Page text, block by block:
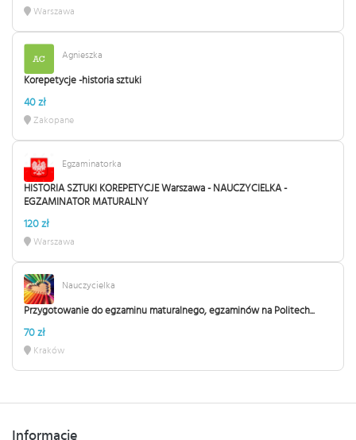
Warszawa
Agnieszka
Korepetycje -historia sztuki
40 zł
Zakopane
Egzaminatorka
HISTORIA SZTUKI KOREPETYCJE Warszawa - NAUCZYCIELKA -
EGZAMINATOR MATURALNY
120 zł
Warszawa
Nauczycielka
Przygotowanie do egzaminu maturalnego, egzaminów na Politech...
70 zł
Kraków
Informacje